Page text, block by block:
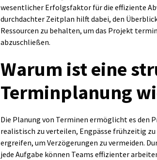
wesentlicher Erfolgsfaktor für die effiziente
durchdachter Zeitplan hilft dabei, den
Ressourcen zu behalten, um das Projekt
abzuschließen.
Warum ist eine
Terminplanung
Die Planung von Terminen ermöglicht es den
realistisch zu verteilen, Engpässe frühzeitig
ergreifen, um Verzögerungen zu vermeiden.
jede Aufgabe können Teams effizienter